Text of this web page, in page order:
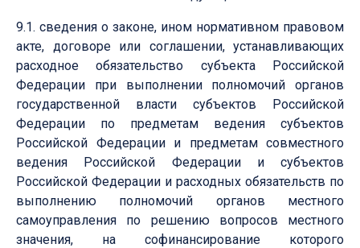
9.1. сведения о законе, ином нормативном правовом
акте, договоре или соглашении, устанавливающих
расходное обязательство субъекта Российской
Федерации при выполнении полномочий органов
государственной власти субъектов Российской
Федерации по предметам ведения субъектов
Российской Федерации и предметам совместного
ведения Российской Федерации и субъектов
Российской Федерации и расходных обязательств по
выполнению полномочий органов местного
самоуправления по решению вопросов местного
значения, на софинансирование которого